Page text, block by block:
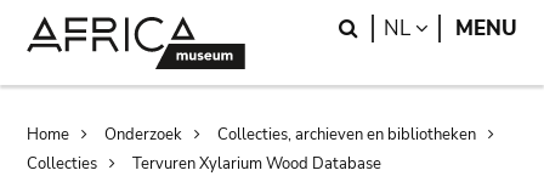
Search
NL LANGUAGE
MENU
Breadcrumb
Home Onderzoek
Collecties, archieven en bibliotheken
Collecties
Tervuren Xylarium Wood Database